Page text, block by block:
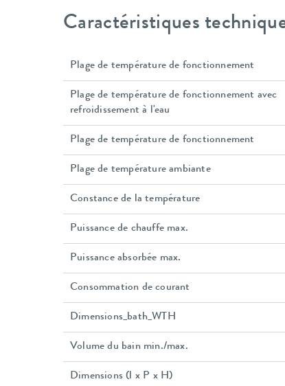
Caractéristiques
Plage de température de fonctionnement
Plage de température de fonctionnement avec
refroidissement à l'eau
Plage de température de fonctionnement
Plage de température ambiante
Constance de la température
Puissance de chauffe max.
Puissance absorbée max.
Consommation de courant
Dimensions_bath_WTH
Volume du bain min./max.
Dimensions (l x P x H)